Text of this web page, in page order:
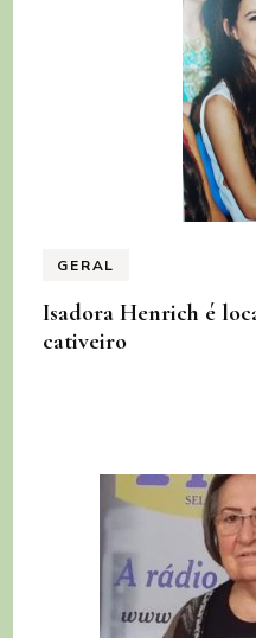
GERAL
Isadora Henrich é
cativeiro